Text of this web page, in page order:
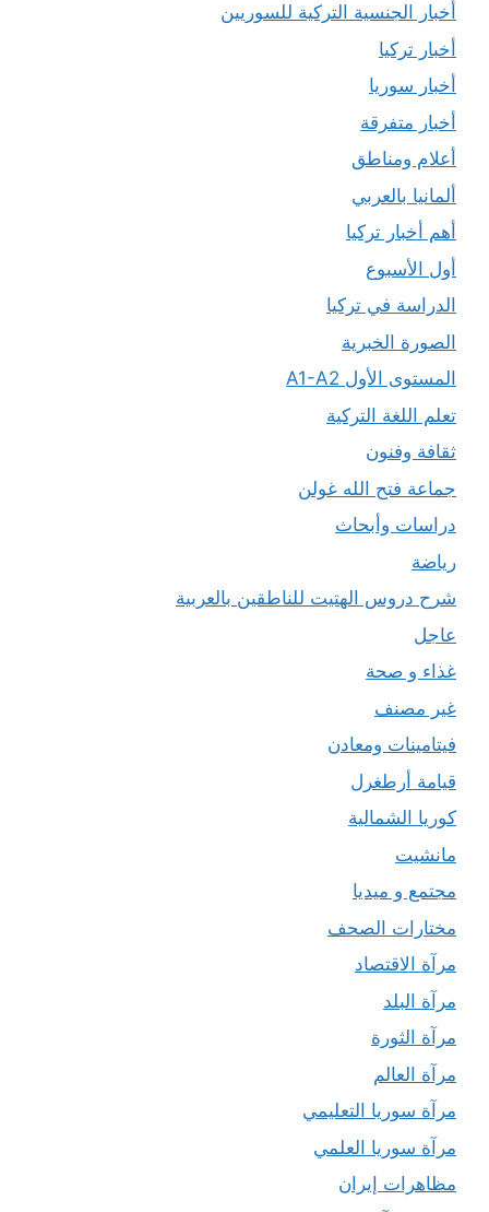
أخبار الجنسية التركية للسوريين
أخبار تركيا
أخبار سوريا
أخبار متفرقة
أعلام ومناطق
ألمانيا بالعربي
أهم أخبار تركيا
أول الأسبوع
الدراسة في تركيا
الصورة الخبرية
المستوى الأول A1-A2
تعلم اللغة التركية
ثقافة وفنون
جماعة فتح الله غولن
دراسات وأبحاث
رياضة
شرح دروس الهتيت للناطقين بالعربية
عاجل
غذاء و صحة
غير مصنف
فيتامينات ومعادن
قيامة أرطغرل
كوريا الشمالية
مانشيت
مجتمع و ميديا
مختارات الصحف
مرآة الاقتصاد
مرآة البلد
مرآة الثورة
مرآة العالم
مرآة سوريا التعليمي
مرآة سوريا العلمي
مظاهرات إيران